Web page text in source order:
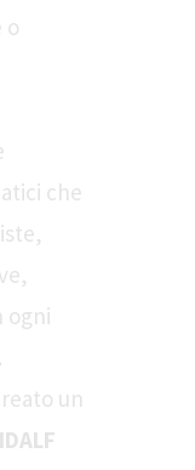
o
che
ogni
un